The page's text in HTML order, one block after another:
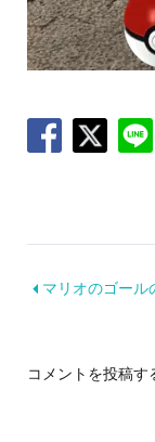
マリオのゴールの城があ
コメントを投稿す